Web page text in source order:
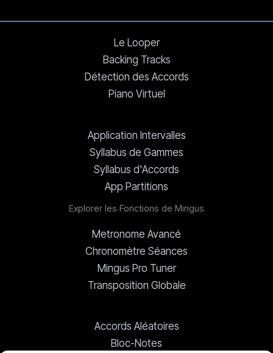
Le Looper
Backing Tracks
Détection des Accords
Piano Virtuel
Application Intervalles
Syllabus de Gammes
Syllabus d'Accords
App Partitions
Explorer les Fonctions de Mingus
Metronome Avancé
Chronomètre Séances
Mingus Pro Tuner
Transposition Globale
Accords Aléatoires
Bloc-Notes